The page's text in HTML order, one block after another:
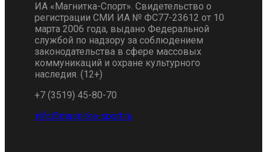
ИА «Магнитка-Спорт». Свидетельство о
регистрации СМИ ИА № ФС77-23612 от 10
марта 2006 года, выдано Федеральной
службой по надзору за соблюдением
законодательства в сфере массовых
коммуникаций и охране культурного
наследия. (12+)
+7 (3519) 45-80-70